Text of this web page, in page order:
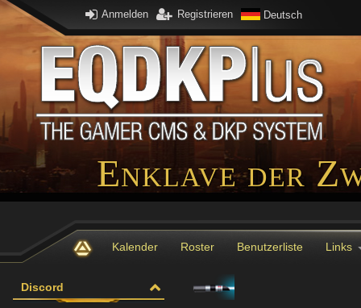
Anmelden Registrieren Deutsch
Enklave der
Kalender Roster Benutzerliste Links
Discord